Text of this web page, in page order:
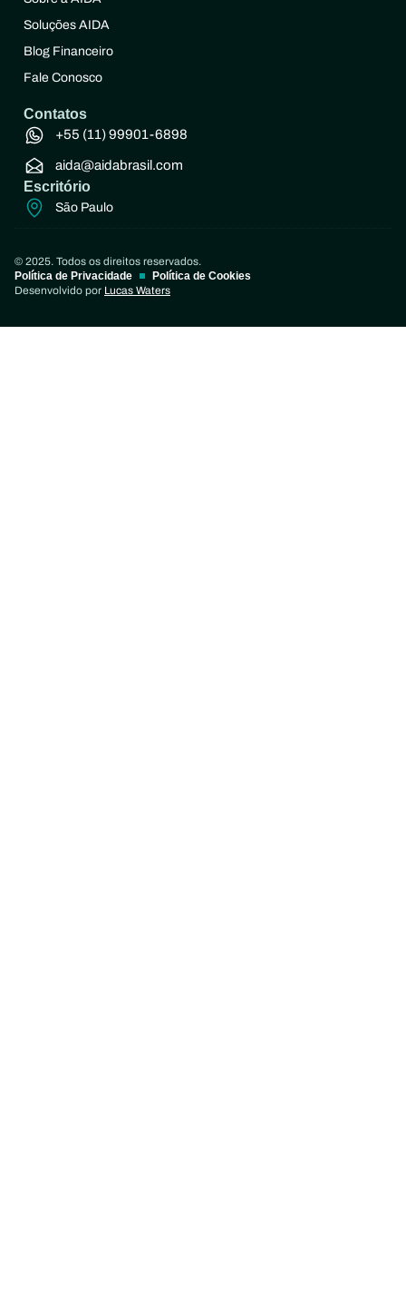
Soluções AIDA
Blog Financeiro
Fale Conosco
Contatos
+55 (11) 99901-6898
aida@aidabrasil.com
Escritório
São Paulo
© 2025. Todos os direitos reservados.
Política de Privacidade
Política de Cookies
Desenvolvido por Lucas Waters